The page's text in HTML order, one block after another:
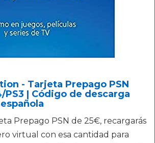
- Tarjeta Prepago PSN
PS3 | Código de descarga
Prepago PSN de 25€, recargarás
virtual con esa cantidad para